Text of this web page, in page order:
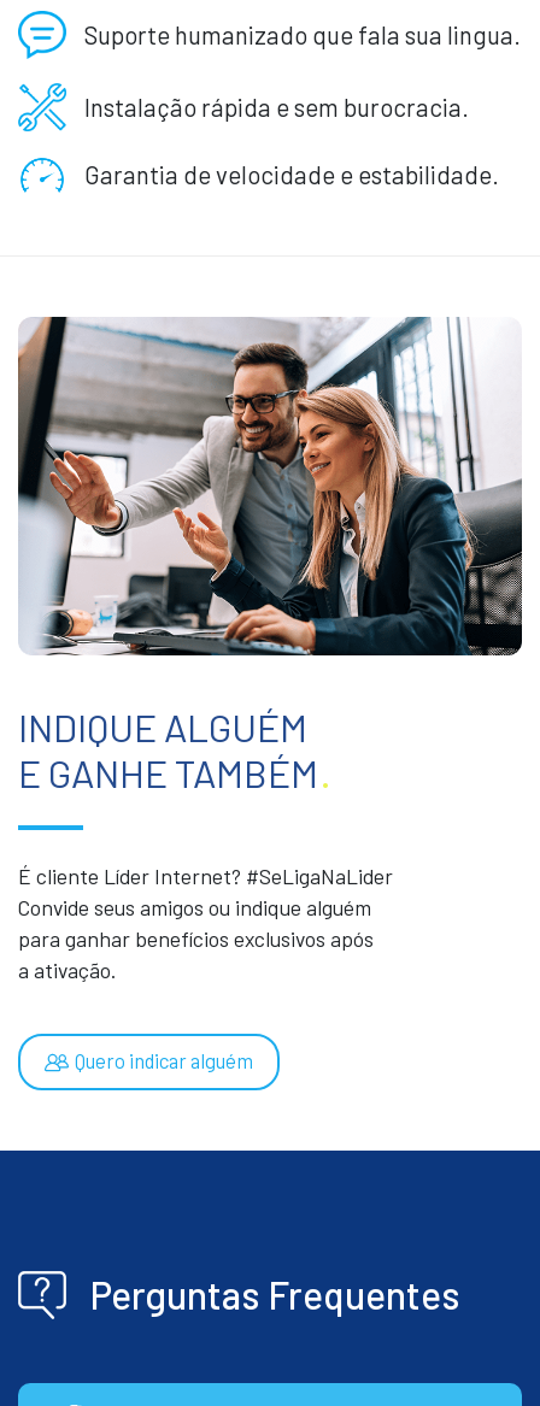
Suporte humanizado que fala sua lingua.
Instalação rápida e sem burocracia.
Garantia de velocidade e estabilidade.
INDIQUE ALGUÉM
E GANHE TAMBÉM.
É cliente Líder Internet? #SeLigaNaLider
Convide seus amigos ou indique alguém
para ganhar benefícios exclusivos após
a ativação.
Quero indicar alguém
Perguntas Frequentes